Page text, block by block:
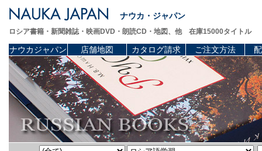
ナウカ・ジャパン
ロシア書籍・新聞雑誌・映画DVD・朗読CD・地図、他 在庫15000タイトル
ナウカジャパン 店舗地図 カタログ請求 ご注文方法